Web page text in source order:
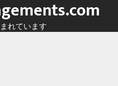
れています